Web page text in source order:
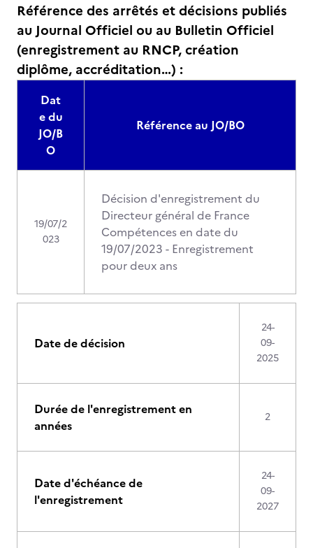
Référence des arrêtés et décisions publiés
au Journal Officiel ou au Bulletin Officiel
(enregistrement au RNCP, création
diplôme, accréditation…) :
Dat
e du
JO/B
O
Référence au JO/BO
19/07/2
023
Décision d'enregistrement du
Directeur général de France
Compétences en date du
19/07/2023 - Enregistrement
pour deux ans
Date de décision
24-
09-
2025
Durée de l'enregistrement en
années
2
Date d'échéance de
l'enregistrement
24-
09-
2027